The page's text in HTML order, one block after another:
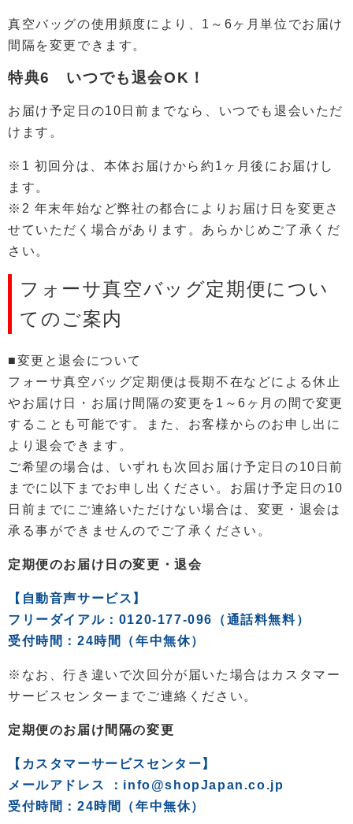
真空バッグの使用頻度により、1～6ヶ月単位でお届け
間隔を変更できます。
特典6 いつでも退会OK！
お届け予定日の10日前までなら、いつでも退会いただ
けます。
※1 初回分は、本体お届けから約1ヶ月後にお届けし
ます。
※2 年末年始など弊社の都合によりお届け日を変更さ
せていただく場合があります。あらかじめご了承くだ
さい。
フォーサ真空バッグ定期便につい
てのご案内
■変更と退会について
フォーサ真空バッグ定期便は長期不在などによる休止
やお届け日・お届け間隔の変更を1～6ヶ月の間で変更
することも可能です。また、お客様からのお申し出に
より退会できます。
ご希望の場合は、いずれも次回お届け予定日の10日前
までに以下までお申し出ください。お届け予定日の10
日前までにご連絡いただけない場合は、変更・退会は
承る事ができませんのでご了承ください。
定期便のお届け日の変更・退会
【自動音声サービス】
フリーダイアル：0120-177-096（通話料無料）
受付時間：24時間（年中無休）
※なお、行き違いで次回分が届いた場合はカスタマー
サービスセンターまでご連絡ください。
定期便のお届け間隔の変更
【カスタマーサービスセンター】
メールアドレス ：info@shopJapan.co.jp
受付時間：24時間（年中無休）